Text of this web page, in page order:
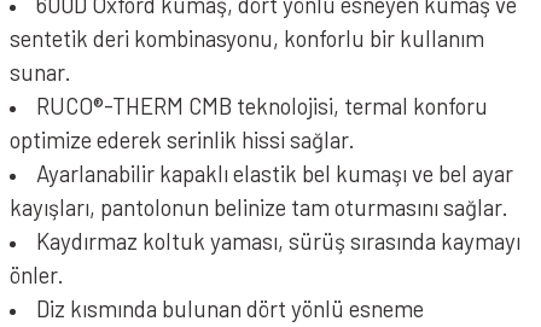
sentetik deri kombinasyonu, konforlu bir kullanım
sunar.
RUCO®-THERM CMB teknolojisi, termal konforu
optimize ederek serinlik hissi sağlar.
Ayarlanabilir kapaklı elastik bel kumaşı ve bel ayar
kayışları, pantolonun belinize tam oturmasını sağlar.
Kaydırmaz koltuk yaması, sürüş sırasında kaymayı
önler.
Diz kısmında bulunan dört yönlü esneme